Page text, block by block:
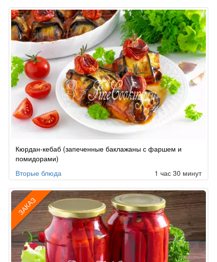
Кюрдан-кебаб (запеченные баклажаны с фаршем и
помидорами)
Вторые блюда
1 час 30 минут
ЗАКАЗ